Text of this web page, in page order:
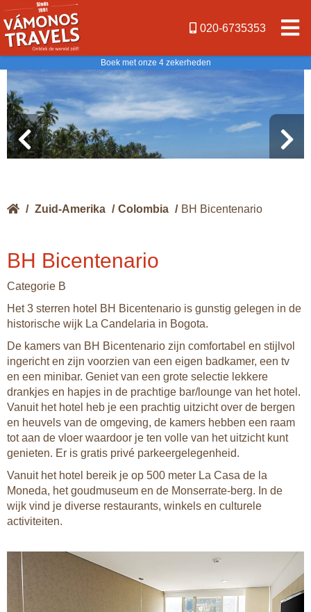
020-6735353
Boek met onze 4 zekerheden
/ Zuid-Amerika / Colombia / BH Bicentenario
BH Bicentenario
Categorie B
Het 3 sterren hotel BH Bicentenario is gunstig gelegen in de
historische wijk La Candelaria in Bogota.
De kamers van BH Bicentenario zijn comfortabel en stijlvol
ingericht en zijn voorzien van een eigen badkamer, een tv
en een minibar. Geniet van een grote selectie lekkere
drankjes en hapjes in de prachtige bar/lounge van het hotel.
Vanuit het hotel heb je een prachtig uitzicht over de bergen
en heuvels van de omgeving, de kamers hebben een raam
tot aan de vloer waardoor je ten volle van het uitzicht kunt
genieten. Er is gratis privé parkeergelegenheid.
Vanuit het hotel bereik je op 500 meter La Casa de la
Moneda, het goudmuseum en de Monserrate-berg. In de
wijk vind je diverse restaurants, winkels en culturele
activiteiten.